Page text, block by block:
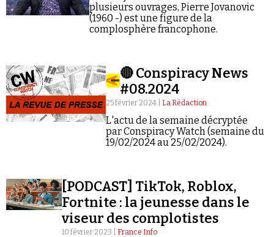
plusieurs ouvrages, Pierre Jovanovic
(1960 -) est une figure de la
complosphère francophone.
🔴 Conspiracy News
#08.2024
25 février 2024 | La Rédaction
L'actu de la semaine décryptée
par Conspiracy Watch (semaine du
19/02/2024 au 25/02/2024).
[PODCAST] TikTok, Roblox,
Fortnite : la jeunesse dans le
viseur des complotistes
10 février 2023 | France Info